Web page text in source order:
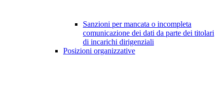
Sanzioni per mancata o incompleta
comunicazione dei dati da parte dei titolari
di incarichi dirigenziali
Posizioni organizzative